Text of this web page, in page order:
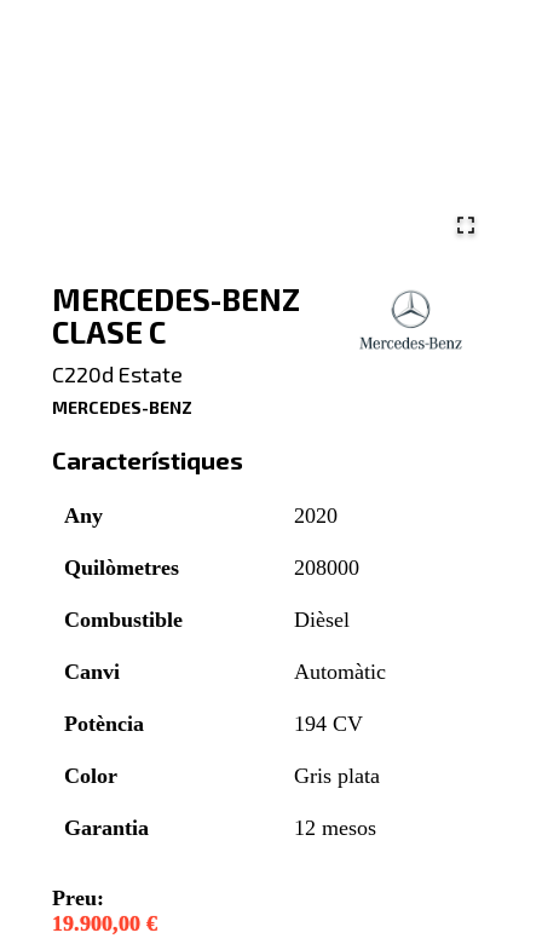
MERCEDES-BENZ
CLASE C
C220d Estate
MERCEDES-BENZ
Característiques
Any 2020
Quilòmetres 208000
Combustible Dièsel
Canvi Automàtic
Potència 194 CV
Color Gris plata
Garantia 12 mesos
Preu:
19.900,00 €